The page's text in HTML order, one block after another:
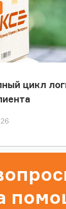
цикл